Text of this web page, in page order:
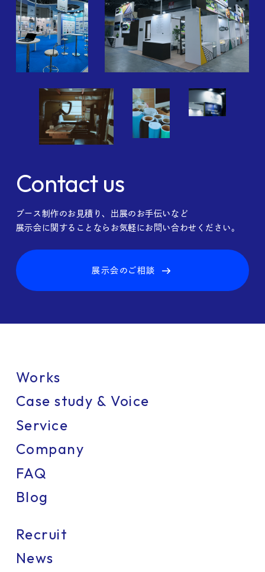
Contact us
ブース制作のお見積り、出展のお手伝いなど
展示会に関することならお気軽にお問い合わせください。
展示会のご相談
Works
Case study & Voice
Service
Company
FAQ
Blog
Recruit
News